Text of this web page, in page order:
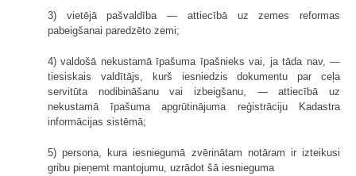
3) vietējā pašvaldība — attiecībā uz zemes reformas
pabeigšanai paredzēto zemi;
4) valdošā nekustamā īpašuma īpašnieks vai, ja tāda nav, —
tiesiskais valdītājs, kurš iesniedzis dokumentu par ceļa
servitūta nodibināšanu vai izbeigšanu, — attiecībā uz
nekustamā īpašuma apgrūtinājuma reģistrāciju Kadastra
informācijas sistēmā;
5) persona, kura iesniegumā zvērinātam notāram ir izteikusi
gribu pieņemt mantojumu, uzrādot šā iesnieguma